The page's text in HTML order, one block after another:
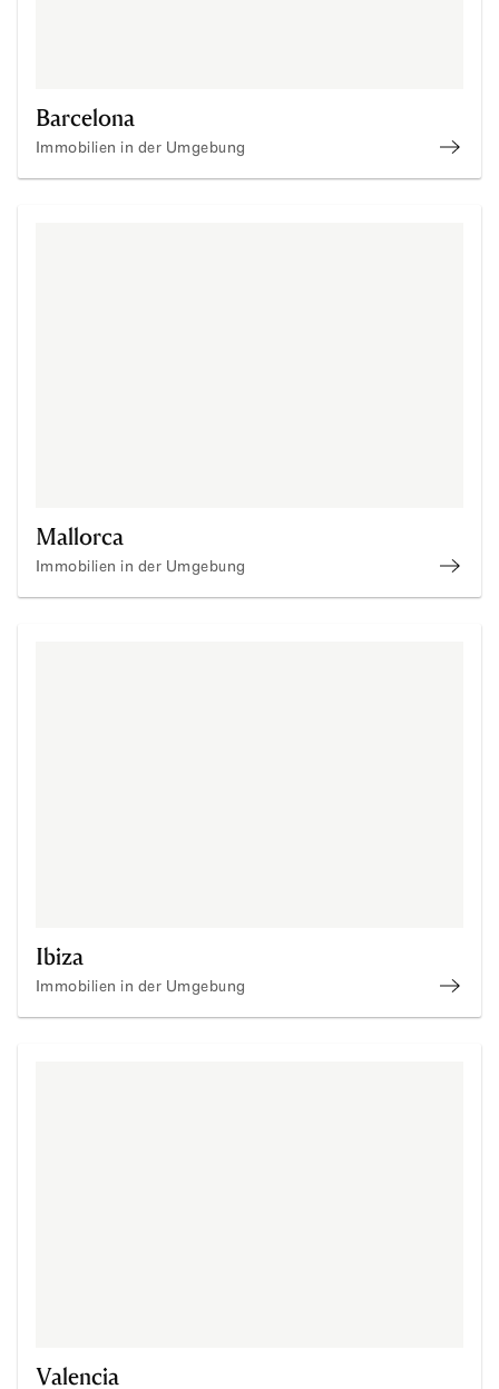
Barcelona
Immobilien in der Umgebung
Mallorca
Immobilien in der Umgebung
Ibiza
Immobilien in der Umgebung
Valencia